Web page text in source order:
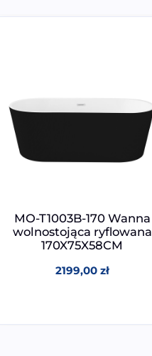
MO-T1003B-170 Wanna
wolnostojąca ryflowana
170X75X58CM
2199,00 zł